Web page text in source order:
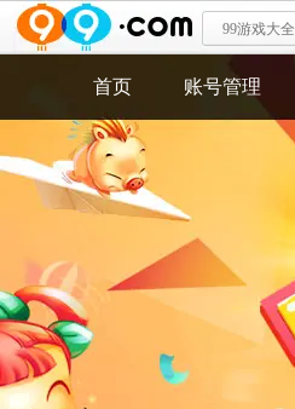
99游戏大全
首页 账号管理